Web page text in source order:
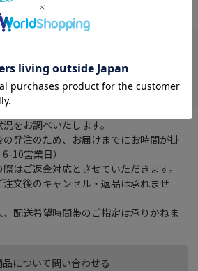
品について問い合わせる
ありません
をお調べいたします。
発注のため、お届けまでにお時間が掛
10営業日）
はご返金対応とさせていただきます。
文後のキャンセル・返品は承れませ
配送希望時間帯のご指定は承りかねま